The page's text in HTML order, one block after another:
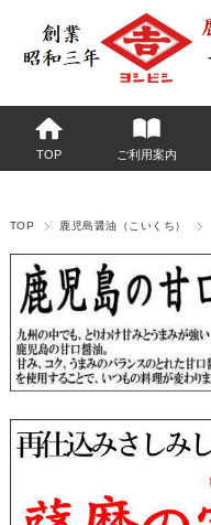
TOP ご利用案内
TOP 鹿児島醤油（こいくち）